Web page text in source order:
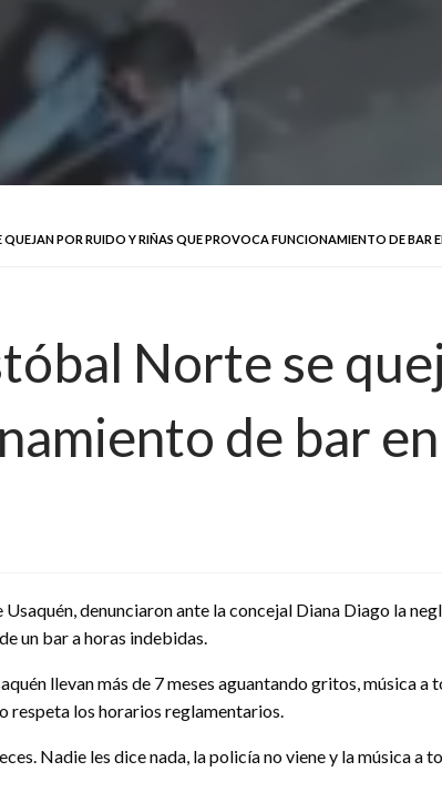
QUEJAN POR RUIDO Y RIÑAS QUE PROVOCA FUNCIONAMIENTO DE BAR
Norte se
de bar
denunciaron ante la concejal Diana Diago la
un bar a horas indebidas.
llevan más de 7 meses aguantando gritos, música
respeta los horarios reglamentarios.
Nadie les dice nada, la policía no viene y la música